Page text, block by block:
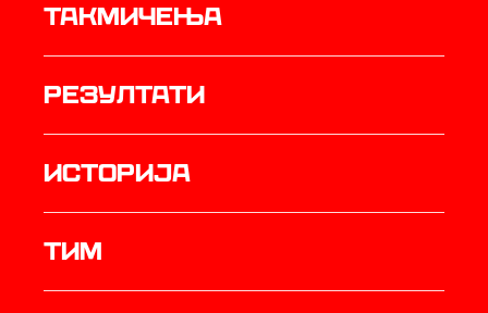
Такмичења
резултати
историја
ТИМ